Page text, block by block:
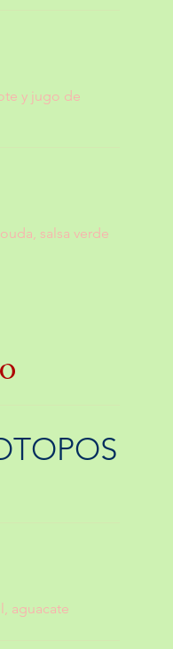
y jugo de
salsa verde
aguacate